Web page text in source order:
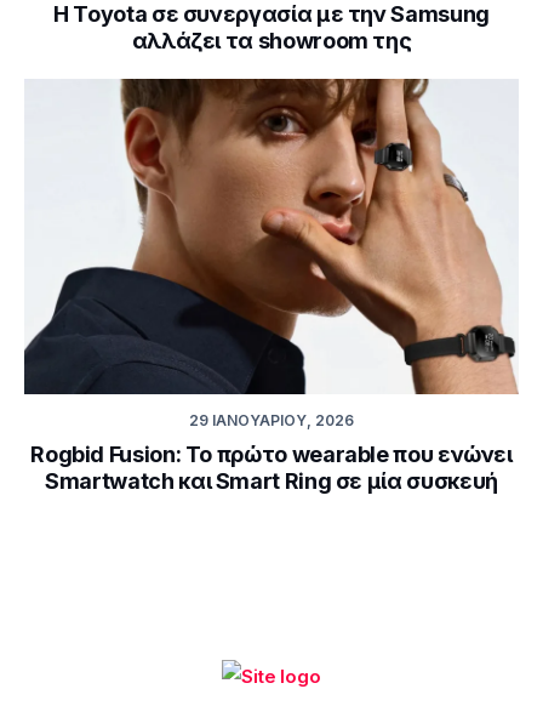
Η Toyota σε συνεργασία με την Samsung
αλλάζει τα showroom της
29 ΙΑΝΟΥΑΡΊΟΥ, 2026
Rogbid Fusion: Το πρώτο wearable που ενώνει
Smartwatch και Smart Ring σε μία συσκευή